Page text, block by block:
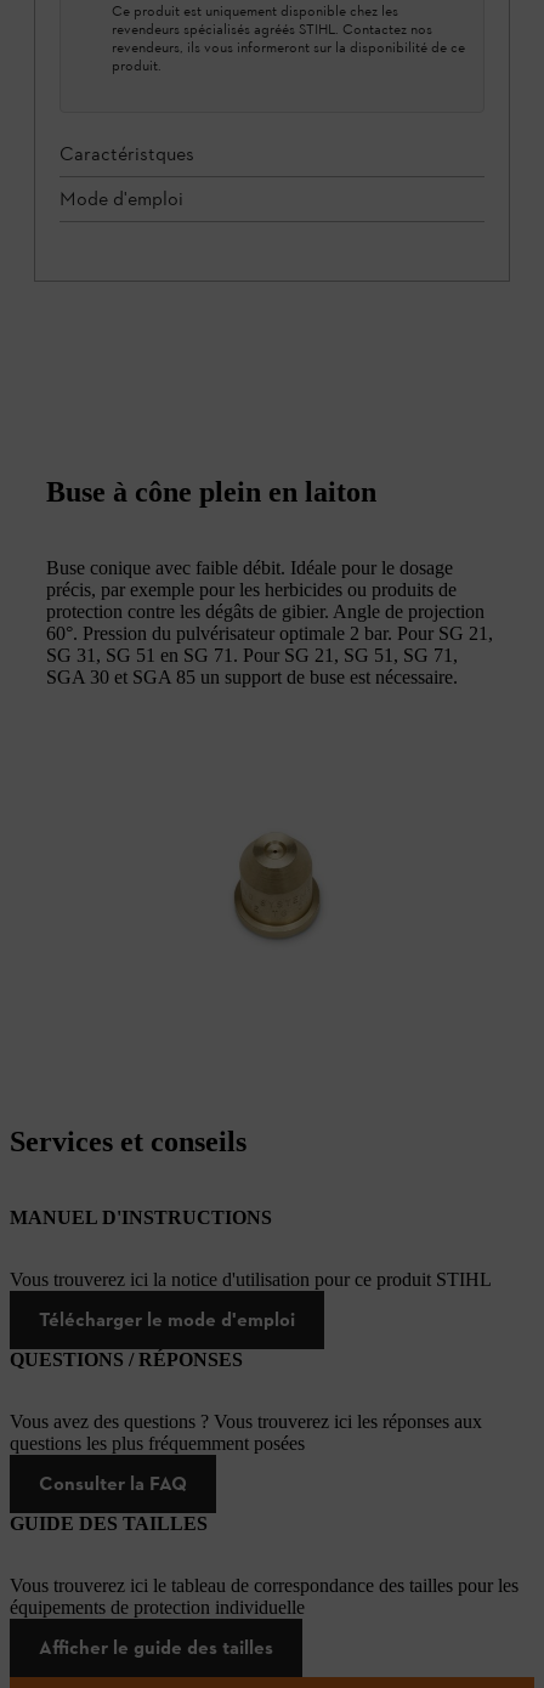
Ce produit est uniquement disponible chez les
revendeurs spécialisés agréés STIHL. Contactez nos
revendeurs, ils vous informeront sur la disponibilité de ce
produit.
Caractéristques
Mode d'emploi
Buse à cône plein en laiton
Buse conique avec faible débit. Idéale pour le dosage
précis, par exemple pour les herbicides ou produits de
protection contre les dégâts de gibier. Angle de projection
60°. Pression du pulvérisateur optimale 2 bar. Pour SG 21,
SG 31, SG 51 en SG 71. Pour SG 21, SG 51, SG 71,
SGA 30 et SGA 85 un support de buse est nécessaire.
Services et conseils
MANUEL D'INSTRUCTIONS
Vous trouverez ici la notice d'utilisation pour ce produit STIHL
Télécharger le mode d'emploi
QUESTIONS / RÉPONSES
Vous avez des questions ? Vous trouverez ici les réponses aux
questions les plus fréquemment posées
Consulter la FAQ
GUIDE DES TAILLES
Vous trouverez ici le tableau de correspondance des tailles pour les
équipements de protection individuelle
Afficher le guide des tailles